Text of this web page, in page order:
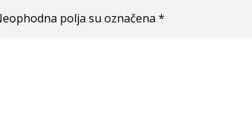
polja su označena *